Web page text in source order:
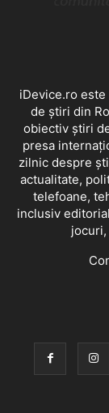
iDevice.ro
de știri din
obiectiv știri
presa
zilnic despre
actualitate,
telefoane,
inclusiv